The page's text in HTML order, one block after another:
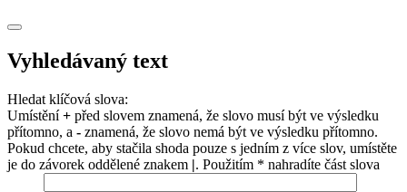
Vyhledávaný text
Hledat klíčová slova:
Umístění+ před slovem znamená, že slovo musí být ve výsledku
přítomno, a - znamená, že slovo nemá být ve výsledku přítomno.
Pokud chcete, aby stačila shoda pouze s jedním z více slov, umístěte
je do závorek oddělené znakem |. Použitím * nahradíte část slova